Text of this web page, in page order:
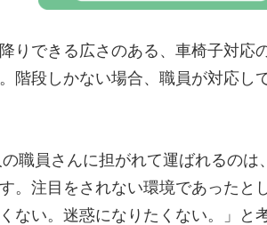
りできる広さのある、車椅子対応
階段しかない場合、職員が対応し
職員さんに担がれて運ばれるのは
。注目をされない環境であったと
ない。迷惑になりたくない。」と